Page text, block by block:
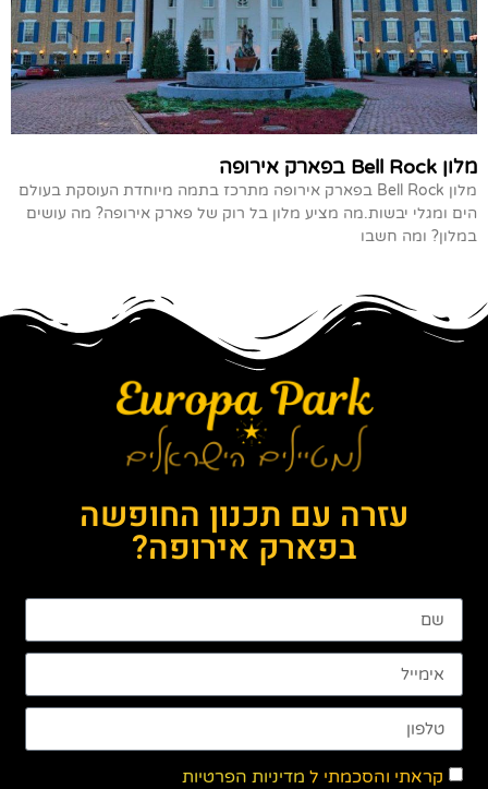
מלון Bell Rock בפארק אירופה
מלון Bell Rock בפארק אירופה מתרכז בתמה מיוחדת העוסקת בעולם
הים ומגלי יבשות.מה מציע מלון בל רוק של פארק אירופה? מה עושים
במלון? ומה חשבו
עזרה עם תכנון החופשה
בפארק אירופה?
קראתי והסכמתי ל מדיניות הפרטיות